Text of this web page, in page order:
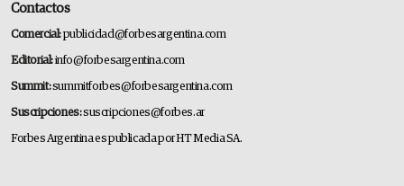
Contactos
Comercial:publicidad@forbesargentina.com
Editorial:info@forbesargentina.com
Summit:summitforbes@forbesargentina.com
Suscripciones:suscripciones@forbes.ar
Forbes Argentina es publicada por HT Media SA.